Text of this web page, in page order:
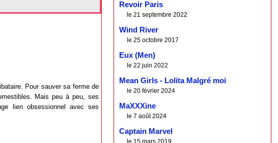
Pour sauver sa ferme de
Mais peu à peu, ses
lien obsessionnel avec ses
Revoir Paris
le 21 septembre 2022
Wind River
le 25 octobre 2017
Eux (Men)
le 22 juin 2022
Mean Girls - Lolita Malgré moi
le 20 février 2024
MaXXXine
le 7 août 2024
Captain Marvel
le 15 mars 2019